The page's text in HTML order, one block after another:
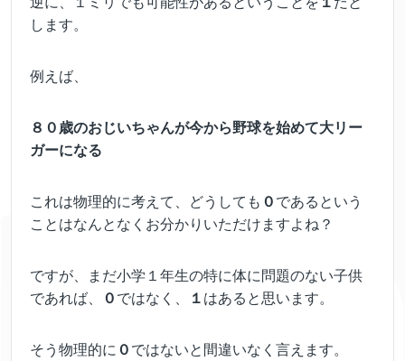
します。
例えば、
８０歳のおじいちゃんが今から野球を始めて大リー
ガーになる
これは物理的に考えて、どうしても ０ であるという
ことはなんとなくお分かりいただけますよね？
ですが、まだ小学１年生の特に体に問題のない子供
であれば、
０ ではなく、 １ はあると思います。
そう物理的に ０ ではないと間違いなく言えます。